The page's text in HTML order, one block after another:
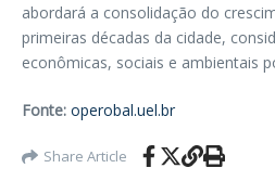
abordará a consolidação do
primeiras décadas da cidade,
econômicas, sociais e ambientais
Fonte: operobal.uel.br
Share Article